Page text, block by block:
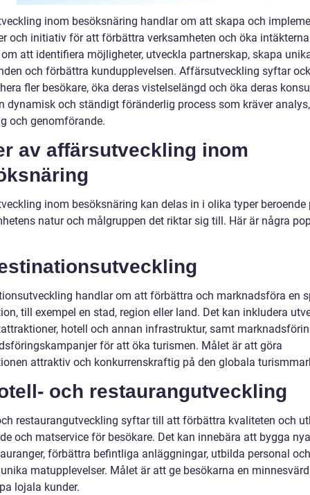
inom besöksnäring handlar om att skapa och
och initiativ för att förbättra verksamheten och öka
att identifiera möjligheter, utveckla partnerskap, skapa
och förbättra kundupplevelsen. Affärsutveckling syftar
fler besökare, öka deras vistelselängd och öka deras
dynamisk och ständigt föränderlig process som kräver analys,
och genomförande.
av affärsutveckling inom
inom besöksnäring kan delas in i olika typer beroende
natur och målgruppen det riktar sig till. Här är några
handlar om att förbättra och marknadsföra en
till exempel en stad, region eller land. Det kan inkludera
hotell och annan infrastruktur, samt
för att öka turismen. Målet är att göra
attraktiv och konkurrenskraftig på den globala
och restaurangutveckling
restaurangutveckling syftar till att förbättra kvaliteten och
och matservice för besökare. Det kan innebära att bygga
förbättra befintliga anläggningar, utbilda personal och
matupplevelser. Målet är att ge besökarna en
lojala kunder.